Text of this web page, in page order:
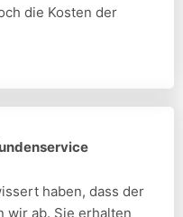
die Kosten der
haben, dass der
wir ab. Sie erhalten